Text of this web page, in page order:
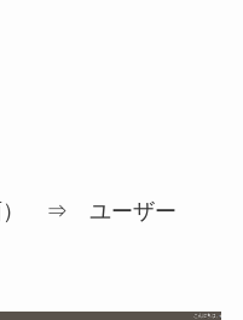
面） ⇒ ユーザー